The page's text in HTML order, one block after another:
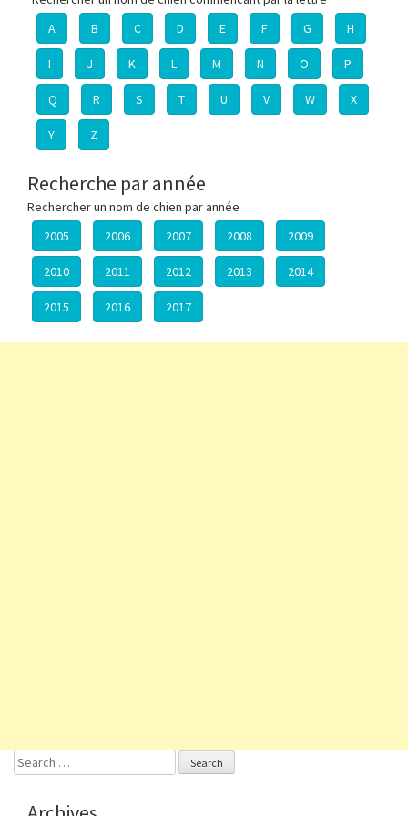
A
B C D E F G H
I J K L M N O P
Q R S T U V W X
Y Z
Recherche par année
Rechercher un nom de chien par année
2005
2006 2007 2008 2009
2010 2011 2012 2013 2014
2015 2016 2017
Search